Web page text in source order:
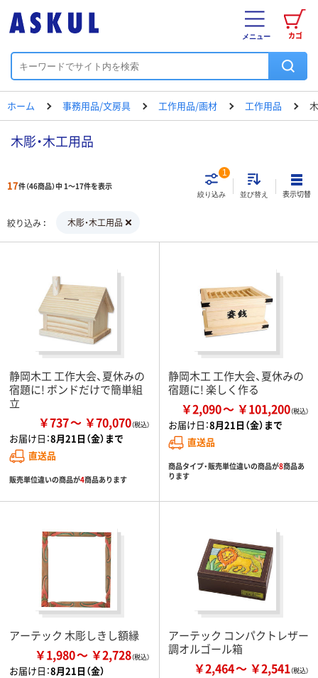
カゴ
メニュー
ホーム 事務用品/文房具 工作用品/画材 工作用品
木彫・木工用品
17件（46商品）中 1～17件を表示
絞り込み
1
並び替え 表示切替
絞り込み 木彫・木工用品
静岡木工 工作大会、夏休みの
宿題に! ボンドだけで簡単組
立
￥737 ￥70,070
お届け日：8月21日（金）まで
直送品
販売単位違いの商品が4商品あります
静岡木工 工作大会、夏休みの
宿題に! 楽しく作る
￥2,090 ￥101,200
お届け日：8月21日（金）まで
直送品
商品タイプ・販売単位違いの商品が8商品あ
ります
アーテック 木彫しきし額縁
￥1,980 ￥2,728
お届け日：8月21日（金）
アーテック コンパクトレザー
調オルゴール箱
￥2,464 ￥2,541